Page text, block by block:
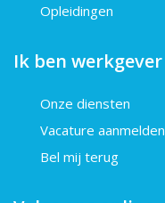
Opleidingen
Ik ben werkgever
Onze diensten
Vacature aanmelden
Bel mij terug